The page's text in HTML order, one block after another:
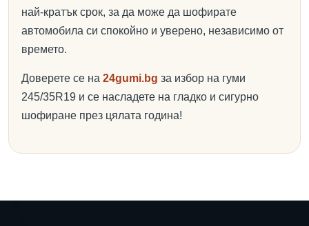
най-кратък срок, за да може да шофирате
автомобила си спокойно и уверено, независимо от
времето.
Доверете се на 24gumi.bg за избор на гуми
245/35R19 и се насладете на гладко и сигурно
шофиране през цялата година!